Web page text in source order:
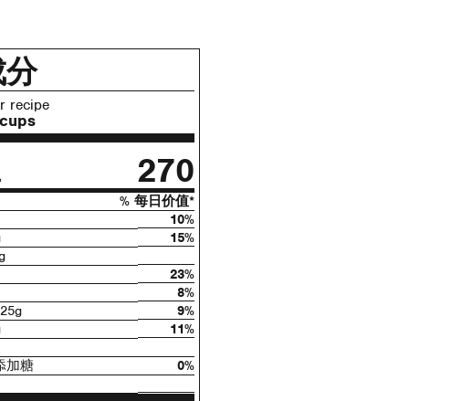
recipe
270
% 每日价值*
10%
15%
23%
8%
25g
9%
11%
加糖
0%